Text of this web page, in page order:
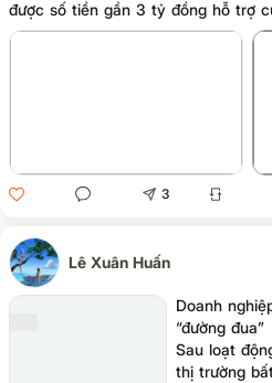
được số tiền gần 3 tỷ đồng hỗ trợ
leo Nafoods liên quan đến hợp
3
Lê Xuân Huấn
Doanh
“đường đua”
Sau loạt
thị trường